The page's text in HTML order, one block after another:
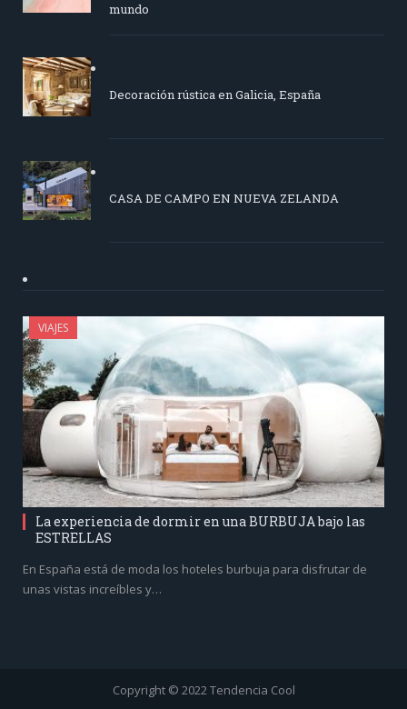
mundo
Decoración rústica en Galicia, España
CASA DE CAMPO EN NUEVA ZELANDA
VIAJES
La experiencia de dormir en una BURBUJA bajo las
ESTRELLAS
En España está de moda los hoteles burbuja para disfrutar de
unas vistas increíbles y…
Copyright © 2022 Tendencia Cool